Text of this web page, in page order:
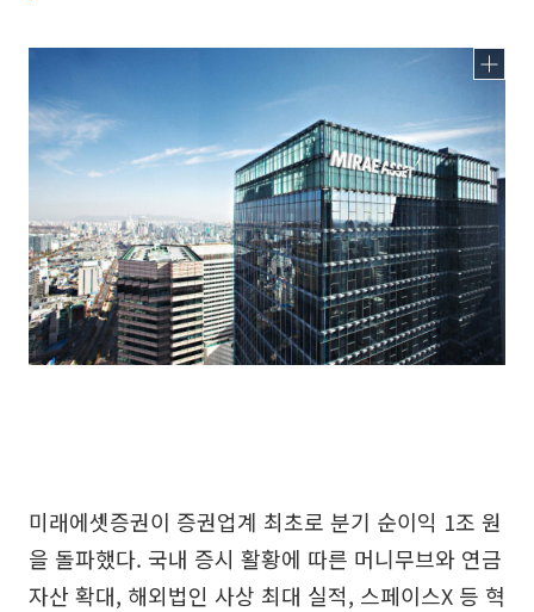
미래에셋증권이 증권업계 최초로 분기 순이익 1조 원
을 돌파했다. 국내 증시 활황에 따른 머니무브와 연금
자산 확대, 해외법인 사상 최대 실적, 스페이스X 등 혁